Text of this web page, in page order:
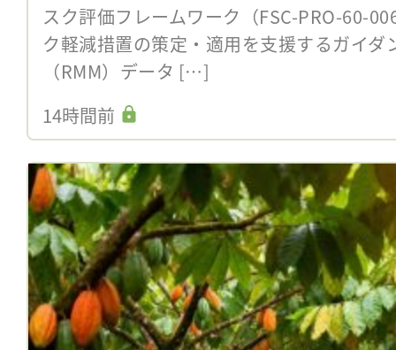
スク評価フレームワーク（FSC-PRO-60-
ク軽減措置の策定・適用を支援するガイダ
（RMM）データ […]
14時間前